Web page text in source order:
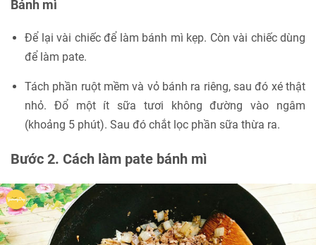
Bánh mì
Để lại vài chiếc để làm bánh mì kẹp. Còn vài chiếc dùng
để làm pate.
Tách phần ruột mềm và vỏ bánh ra riêng, sau đó xé thật
nhỏ. Đổ một ít sữa tươi không đường vào ngâm
(khoảng 5 phút). Sau đó chắt lọc phần sữa thừa ra.
Bước 2. Cách làm pate bánh mì